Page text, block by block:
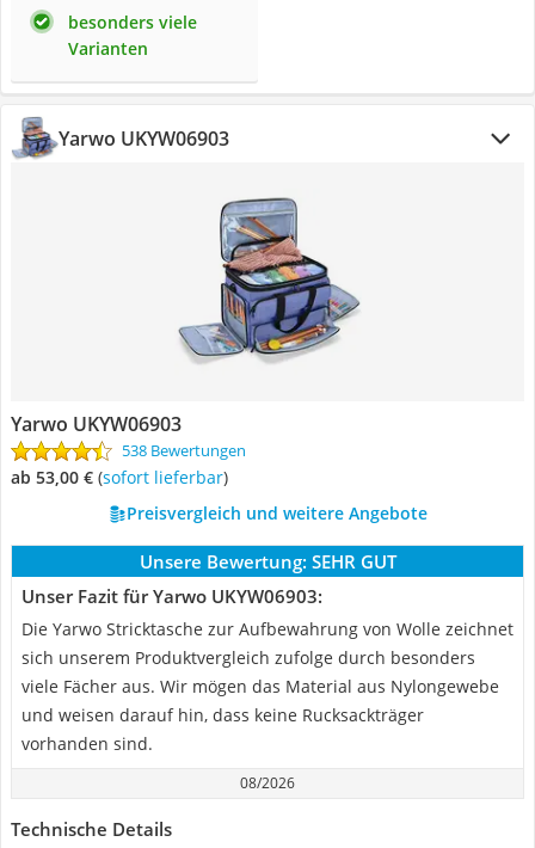
besonders viele
Varianten
Yarwo UKYW06903
Yarwo UKYW06903
538 Bewertungen
ab 53,00 € ( Sofort lieferbar)
Preisvergleich und weitere Angebote
Unsere Bewertung: SEHR GUT
Unser Fazit für Yarwo UKYW06903:
Die Yarwo Stricktasche zur Aufbewahrung von Wolle zeichnet
sich unserem Produktvergleich zufolge durch besonders
viele Fächer aus. Wir mögen das Material aus Nylongewebe
und weisen darauf hin, dass keine Rucksackträger
vorhanden sind.
08/2026
Technische Details